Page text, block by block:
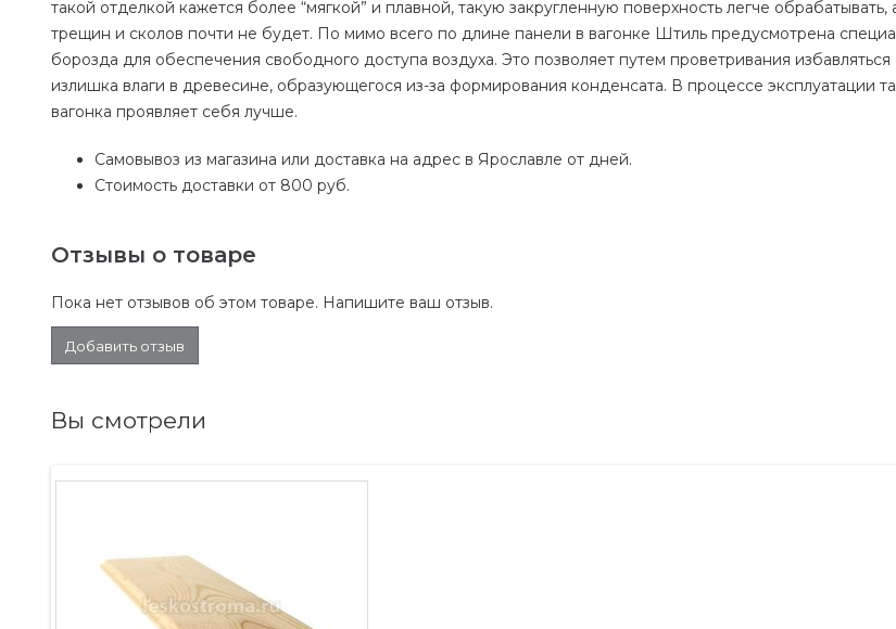
такой отделкой кажется более “мягкой” и плавной, такую закругленную поверхность легче обрабатывать,
трещин и сколов почти не будет. По мимо всего по длине панели в вагонке Штиль предусмотрена
борозда для обеспечения свободного доступа воздуха. Это позволяет путем проветривания избавляться
излишка влаги в древесине, образующегося из-за формирования конденсата. В процессе эксплуатации
вагонка проявляет себя лучше.
Самовывоз из магазина или доставка на адрес в Ярославле от дней.
Стоимость доставки от 800 руб.
Отзывы о товаре
Пока нет отзывов об этом товаре. Напишите ваш отзыв.
Добавить отзыв
Вы смотрели